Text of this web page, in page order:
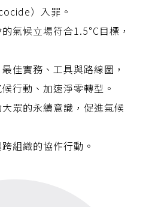
）入罪。
氣候立場符合1.5°C目標，
佳實務、工具與路線圖，
行動、加速淨零轉型。
眾的永續意識，促進氣候
組織的協作行動。